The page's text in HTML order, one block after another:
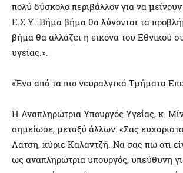
πολύ δύσκολο περιβάλλον για να μείνουν
Ε.Σ.Υ.. Βήμα βήμα θα λύνονται τα
βήμα θα αλλάζει η εικόνα του Εθνικού
υγείας.».
«Ένα από τα πιο νευραλγικά Τμήματα
Η Αναπληρώτρια Υπουργός Υγείας, κ.
σημείωσε, μεταξύ άλλων: «Σας
Λάτση, κύριε Καλαντζή. Να σας πω ότι
ως αναπληρώτρια υπουργός, υπεύθυνη